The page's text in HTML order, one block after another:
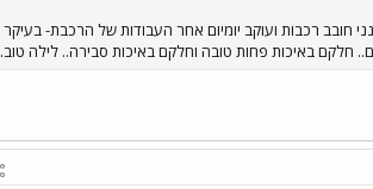
חובב רכבות ועוקב יומיום אחר העבודות של הרכבת- בעיקר
חלקם באיכות פחות טובה וחלקם באיכות סבירה.. לילה טוב.